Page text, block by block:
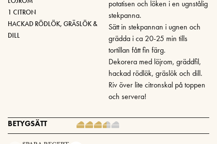
1 CITRON
HACKAD RÖDLÖK, GRÄSLÖK &
DILL
potatisen och löken i en ugnstålig
stekpanna.
Sätt in stekpannan i ugnen och
grädda i ca 20-25 min tills
tortillan fått fin färg.
Dekorera med löjrom, gräddfil,
hackad rödlök, gräslök och dill.
Riv över lite citronskal på toppen
och servera!
BETYGSÄTT